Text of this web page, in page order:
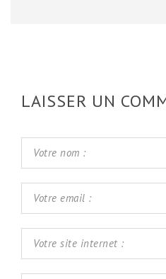
LAISSER UN